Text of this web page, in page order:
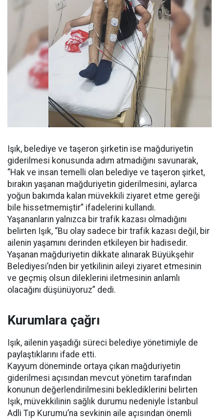
Işık, belediye ve taşeron şirketin ise mağduriyetin
giderilmesi konusunda adım atmadığını savunarak,
“Hak ve insan temelli olan belediye ve taşeron şirket,
bırakın yaşanan mağduriyetin giderilmesini, aylarca
yoğun bakımda kalan müvekkili ziyaret etme gereği
bile hissetmemiştir” ifadelerini kullandı.
Yaşananların yalnızca bir trafik kazası olmadığını
belirten Işık, “Bu olay sadece bir trafik kazası değil, bir
ailenin yaşamını derinden etkileyen bir hadisedir.
Yaşanan mağduriyetin dikkate alınarak Büyükşehir
Belediyesi’nden bir yetkilinin aileyi ziyaret etmesinin
ve geçmiş olsun dileklerini iletmesinin anlamlı
olacağını düşünüyoruz” dedi.
Kurumlara çağrı
Işık, ailenin yaşadığı süreci belediye yönetimiyle de
paylaştıklarını ifade etti.
Kayyum döneminde ortaya çıkan mağduriyetin
giderilmesi açısından mevcut yönetim tarafından
konunun değerlendirilmesini beklediklerini belirten
Işık, müvekkilinin sağlık durumu nedeniyle İstanbul
Adli Tıp Kurumu’na sevkinin aile açısından önemli